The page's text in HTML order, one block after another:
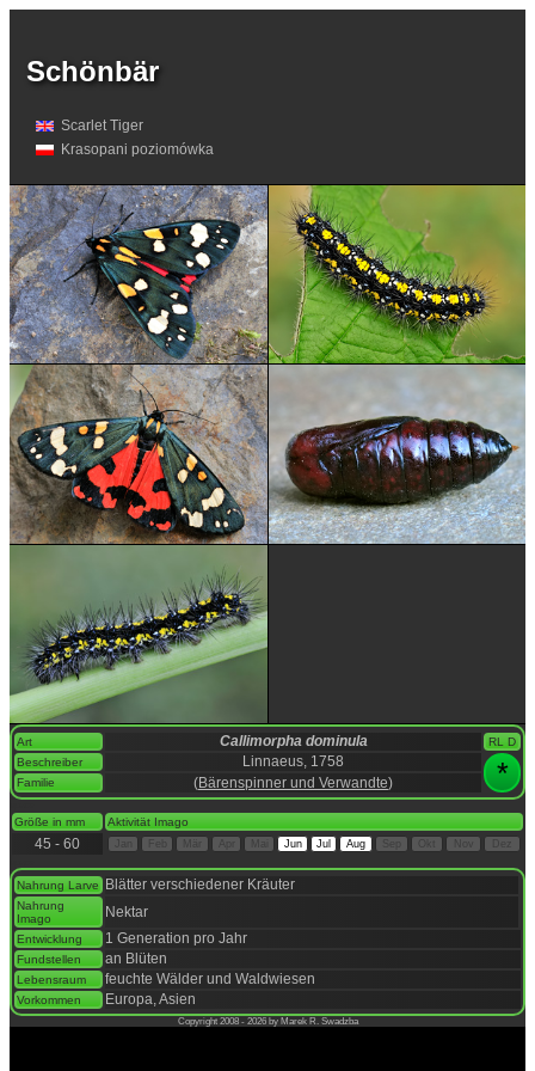
Schönbär
Scarlet Tiger
Krasopani poziomówka
Art Callimorpha dominula
RL D
Beschreiber
Linnaeus, 1758 *
Familie (Bärenspinner und Verwandte)
Größe in mm Aktivität Imago
45 - 60 Jun Jul Aug Sep Dez
Nahrung Larve Blätter verschiedener Kräuter
Nahrung
Imago
Nektar
Entwicklung 1 Generation pro Jahr
Fundstellen an Blüten
Lebensraum feuchte Wälder und Waldwiesen
Vorkommen Europa, Asien
Copyright 2008 - 2026 by Marek R. Swadzba